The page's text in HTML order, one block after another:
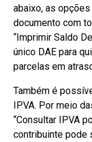
abaixo, as opções
documento com
“Imprimir Saldo
único DAE para
parcelas em
Também é
IPVA. Por meio
“Consultar IPVA
contribuinte pode